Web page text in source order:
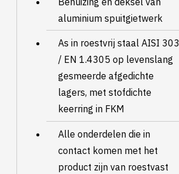
aluminium spuitgietwerk
As in roestvrij staal AISI 303
/ EN 1.4305 op levenslang
gesmeerde afgedichte
lagers, met stofdichte
keerring in FKM
Alle onderdelen die in
contact komen met het
product zijn van roestvast